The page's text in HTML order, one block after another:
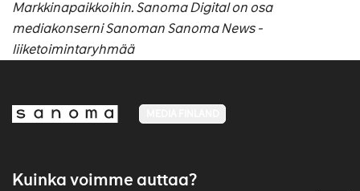
Markkinapaikkoihin. Sanoma Digital on osa
mediakonserni Sanoman Sanoma News -
liiketoimintaryhmää
Kuinka voimme auttaa?